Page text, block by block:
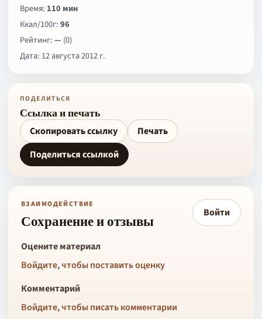
Время: 110 мин
Ккал/100г:96
Рейтинг:— (0)
Дата: 12 августа 2012 г.
ПОДЕЛИТЬСЯ
Ссылка и печать
Скопировать ссылку
Печать
Поделиться ссылкой
ВЗАИМОДЕЙСТВИЕ
Сохранение и отзывы Войти
Оцените материал
Войдите, чтобы поставить оценку
Комментарий
Войдите, чтобы писать комментарии